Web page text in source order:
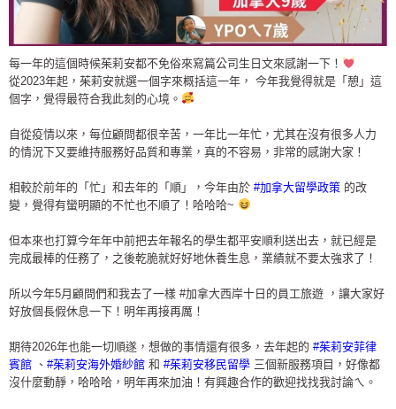
每一年的這個時候茱莉安都不免俗來寫篇公司生日文來感謝一下！
從2023年起，茱莉安就選一個字來概括這一年， 今年我覺得就是「憩」這
個字，覺得最符合我此刻的心境。
自從疫情以來，每位顧問都很辛苦，一年比一年忙，尤其在沒有很多人力
的情況下又要維持服務好品質和專業，真的不容易，非常的感謝大家！
相較於前年的「忙」和去年的「順」，今年由於 #加拿大留學政策 的改
變，覺得有蠻明顯的不忙也不順了！哈哈哈~
但本來也打算今年年中前把去年報名的學生都平安順利送出去，就已經是
完成最棒的任務了，之後乾脆就好好地休養生息，業績就不要太強求了！
所以今年5月顧問們和我去了一樣 #加拿大西岸十日的員工旅遊 ，讓大家好
好放個長假休息一下！明年再接再厲！
期待2026年也能一切順遂，想做的事情還有很多，去年起的 #茱莉安菲律
賓館 、 #茱莉安海外婚紗館 和 #茱莉安移民留學 三個新服務項目，好像都
沒什麼動靜，哈哈哈，明年再來加油！有興趣合作的歡迎找找我討論ㄟ。